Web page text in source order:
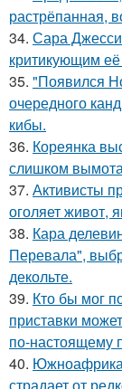
растрёпанная,
34. Сара
критикующим
35. "Появился
очередного
кибы.
36. Кореянка
слишком
37. Активисты
оголяет живот,
38. Кара
Перевала",
декольте.
39. Кто бы мог
приставки
по-настоящему
40.
страдает от